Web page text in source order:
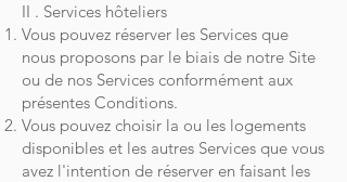
II . Services hôteliers
Vous pouvez réserver les Services que
nous proposons par le biais de notre Site
ou de nos Services conformément aux
présentes Conditions.
Vous pouvez choisir la ou les logements
disponibles et les autres Services que vous
avez l'intention de réserver en faisant les